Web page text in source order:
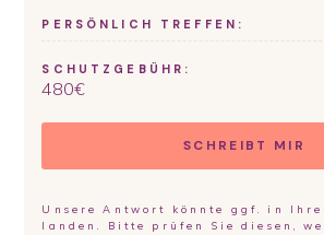
PERSÖNLICH TREFFEN:
SCHUTZGEBÜHR:
480€
SCHREIBT MIR
Unsere Antwort könnte ggf. in
landen. Bitte prüfen Sie diesen,